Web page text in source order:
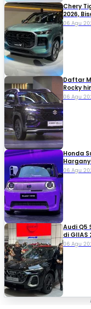
Chery
2026,
06 Agu
Daftar
Rocky
06 Agu
Honda
06 Agu
Audi Q5
di GIIAS
06 Agu